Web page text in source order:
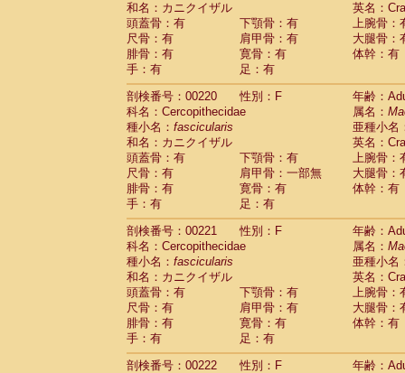
和名：カニクイザル
英名：
頭蓋骨：有
下顎骨：有
上腕骨：
尺骨：有
肩甲骨：有
大腿骨：
腓骨：有
寛骨：有
体幹：有
手：有
足：有
剖検番号：00220
性別：F
年齢：
科名：Cercopithecidae
属名：
種小名： fascicularis
亜種小名
和名：カニクイザル
英名：
頭蓋骨：有
下顎骨：有
上腕骨：
尺骨：有
肩甲骨：一部無
大腿骨：
腓骨：有
寛骨：有
体幹：有
手：有
足：有
剖検番号：00221
性別：F
年齢：
科名：Cercopithecidae
属名：
種小名： fascicularis
亜種小名
和名：カニクイザル
英名：
頭蓋骨：有
下顎骨：有
上腕骨：
尺骨：有
肩甲骨：有
大腿骨：
腓骨：有
寛骨：有
体幹：有
手：有
足：有
剖検番号：00222
性別：F
年齢：